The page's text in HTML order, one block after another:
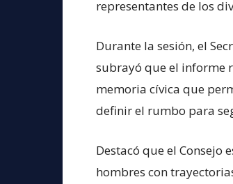
representantes de los
Durante la sesión, el
subrayó que el informe
memoria cívica que
definir el rumbo para
Destacó que el Consejo
hombres con